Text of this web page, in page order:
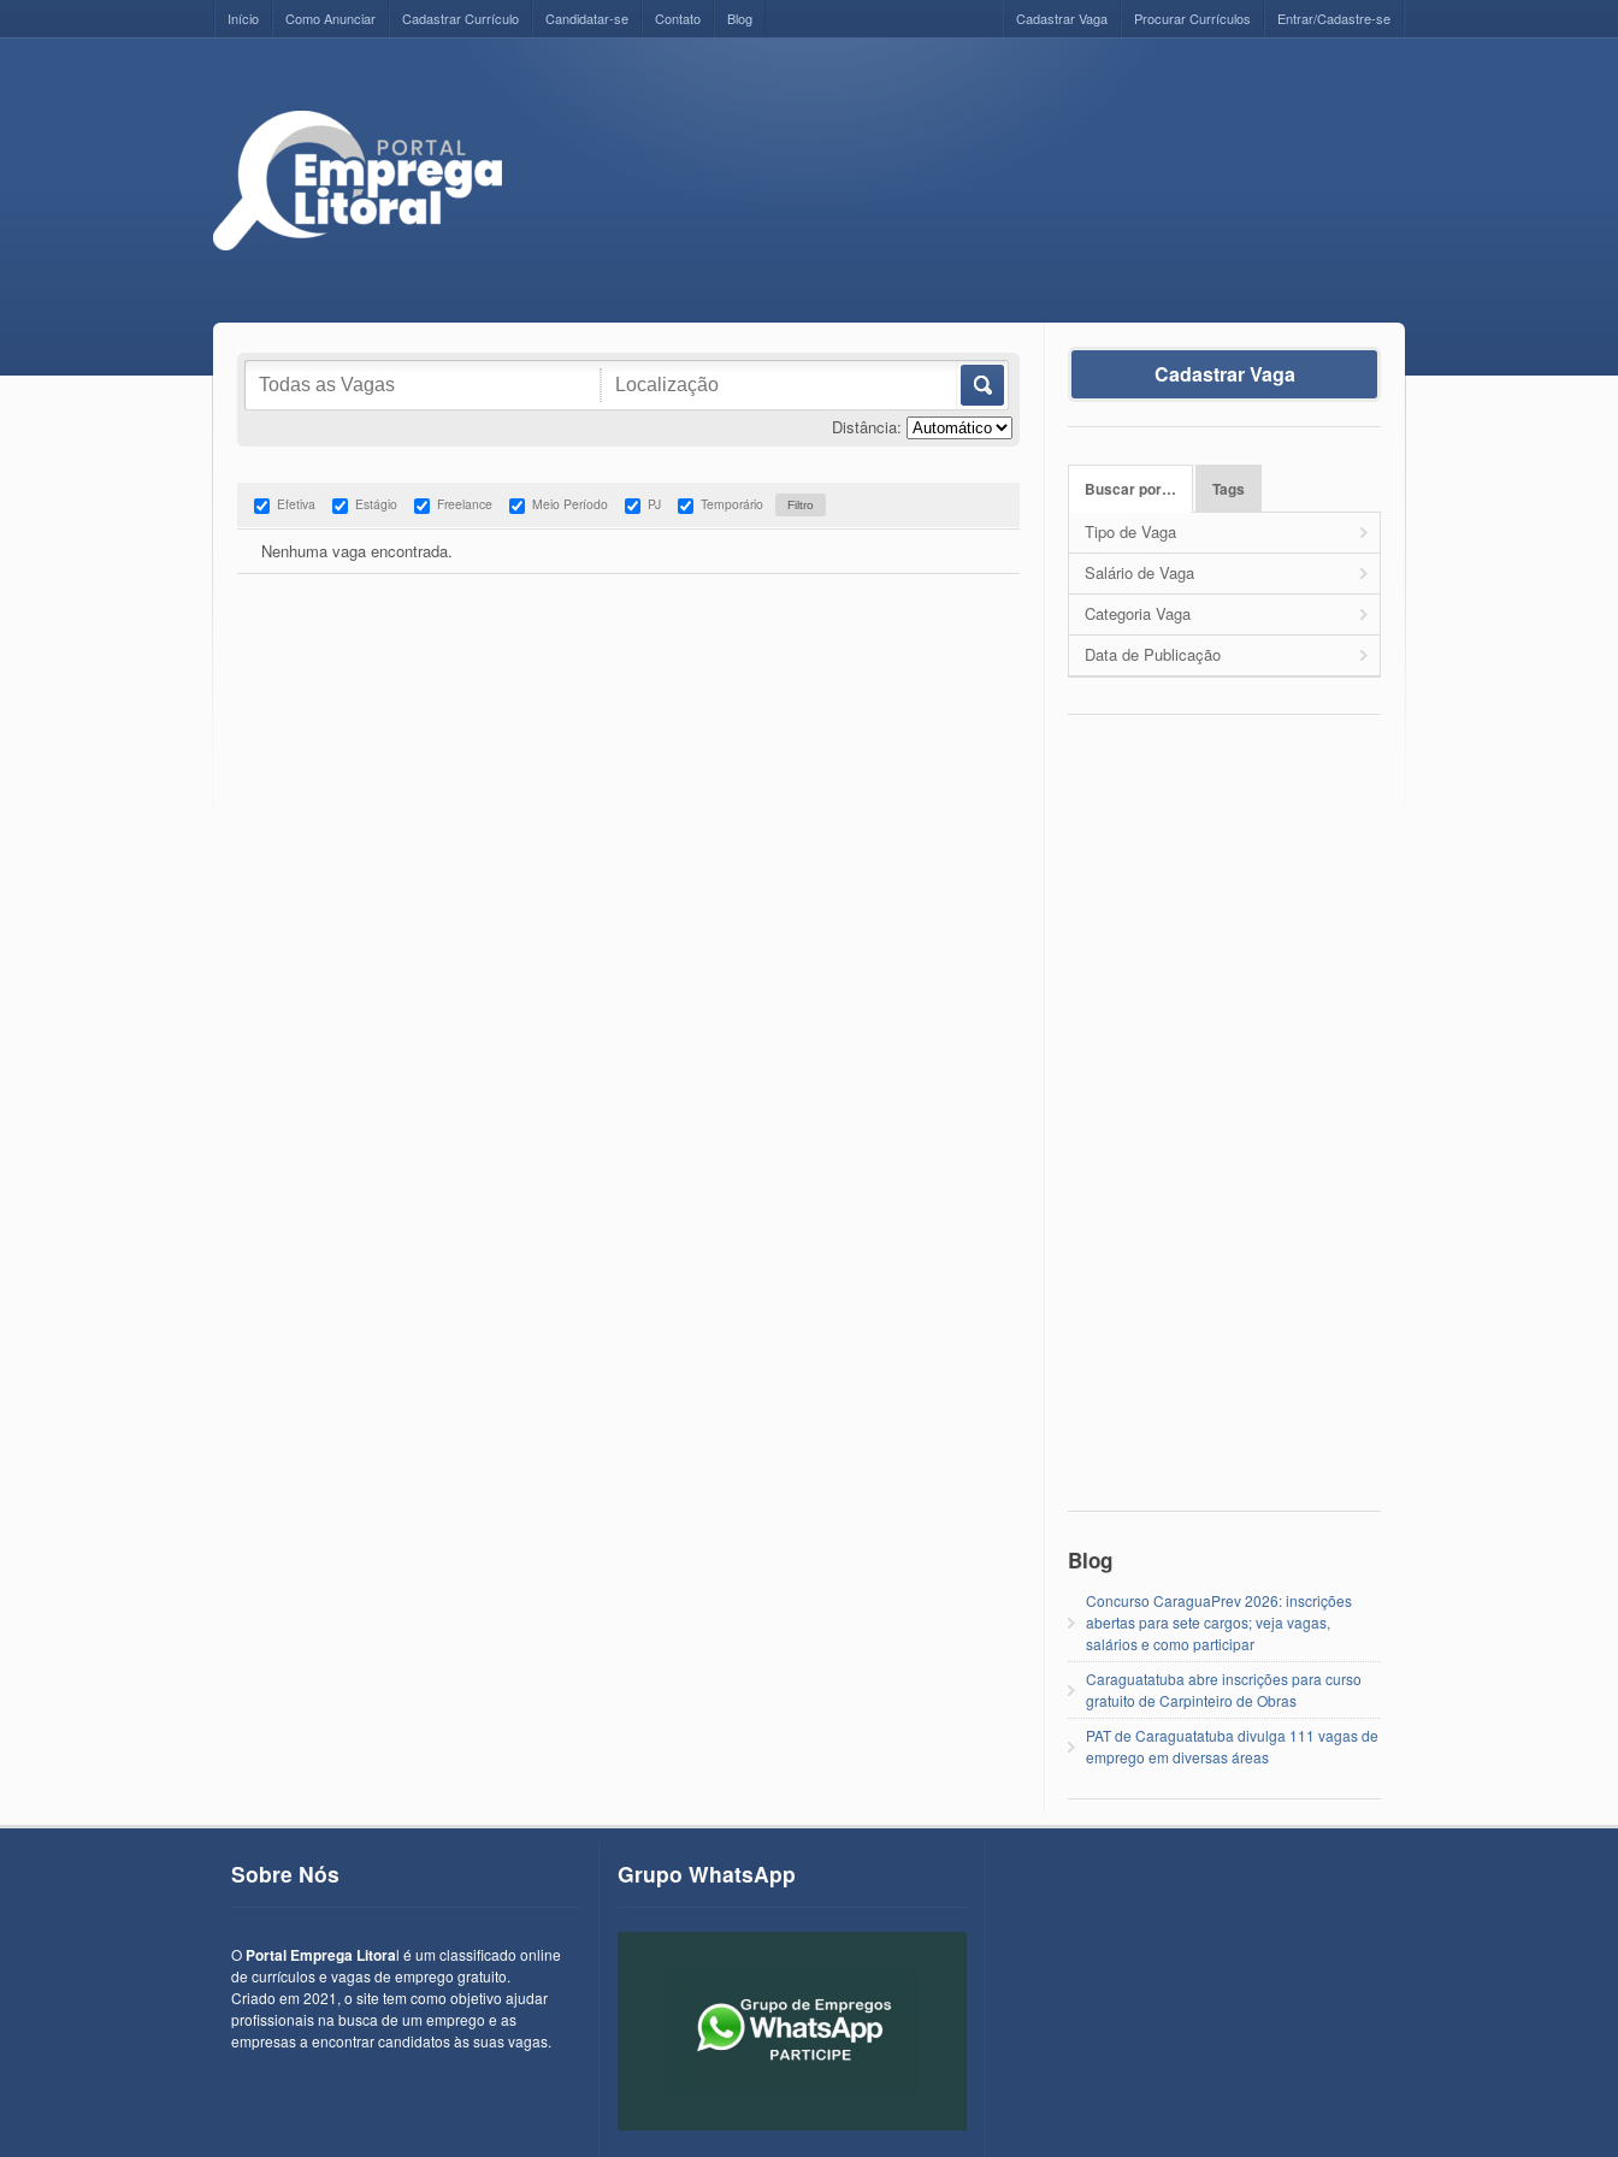
Início Como Anunciar Cadastrar Currículo Candidatar-se Contato Blog Entrar/Cadastre-se
Procurar Currículos
Cadastrar Vaga
Distância:
Efetiva Estágio Freelance Meio Período PJ Temporário
Nenhuma vaga encontrada.
Cadastrar Vaga
Buscar por… Tags
Tipo de Vaga
Salário de Vaga
Categoria Vaga
Data de Publicação
Blog
Concurso CaraguaPrev 2026: inscrições
abertas para sete cargos; veja vagas,
salários e como participar
Caraguatatuba abre inscrições para curso
gratuito de Carpinteiro de Obras
PAT de Caraguatatuba divulga 111 vagas de
emprego em diversas áreas
Sobre Nós
O Portal Emprega Litoral é um classificado online
de currículos e vagas de emprego gratuito.
Criado em 2021, o site tem como objetivo ajudar
profissionais na busca de um emprego e as
empresas a encontrar candidatos às suas vagas.
Grupo WhatsApp